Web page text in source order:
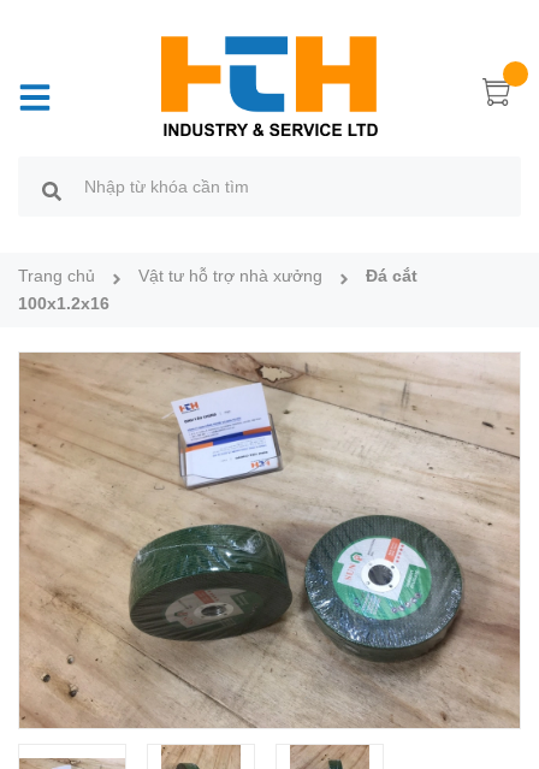
Trang chủ Vật tư hỗ trợ nhà xưởng
Đá cắt
100x1.2x16